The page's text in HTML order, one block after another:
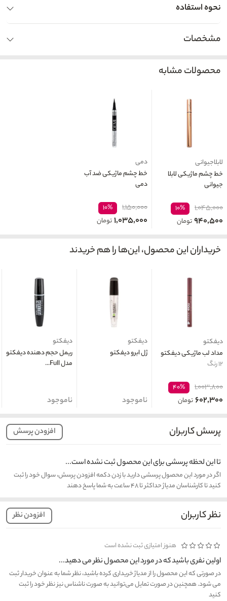
نحوه استفاده
مشخصات
محصولات مشابه
لابلاجیوانی
خط چشم ماژیکی لابلا
جیوانی
۱,۰۴۵,۰۰۰ ۱۰%
۹۴۰,۵۰۰تومان
دمی
خط چشم ماژیکی ضد آب
دمی
۱,۱۵۰,۰۰۰ ۱۰%
۱,۰۳۵,۰۰۰تومان
خریداران این محصول، این‌ها را هم خریدند
دیفکتو
مداد لب ماژیکی دیفکتو
۱۲ رنگ
۱,۰۰۳,۸۰۰ ۴۰%
۶۰۲,۳۰۰تومان
دیفکتو
ژل ابرو دیفکتو
ناموجود
دیفکتو
ریمل حجم دهنده دیفکتو
مدل Full...
ناموجود
پرسش کاربران افزودن پرسش
تا این لحظه پرسشی برای این محصول ثبت نشده است...
اگر در مورد این محصول پرسشی دارید با زدن دکمه افزودن پرسش، سوال خود را ثبت
کنید تا کارشناسان مدیاژ حداکثر تا ۴۸ ساعت به شما پاسخ دهند
نظر کاربران افزودن نظر
هنوز امتیازی ثبت نشده است
اولین نفری باشید که در مورد این محصول نظر می دهید...
در صورتی که این محصول را از مدیاژ خریداری کرده باشید، نظر شما به عنوان خریدار ثبت
می شود. همچنین در صورت تمایل می‌توانید به صورت ناشناس نیز نظر خود را ثبت
کنید